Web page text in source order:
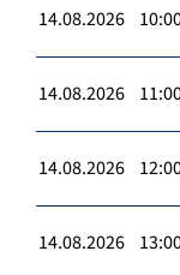
14.08.2026
14.08.2026
14.08.2026
14.08.2026